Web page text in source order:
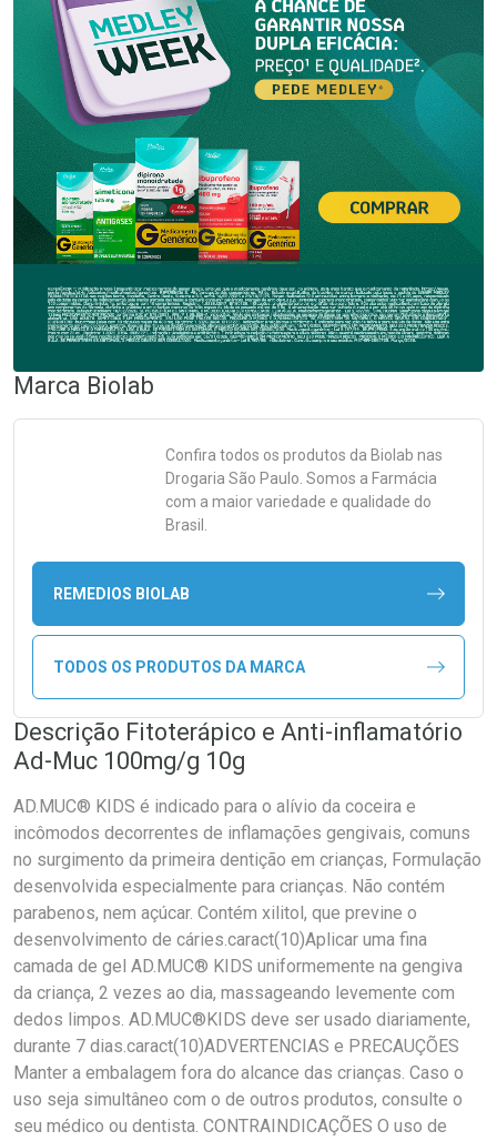
Marca Biolab
Confira todos os produtos da Biolab nas
Drogaria São Paulo. Somos a Farmácia
com a maior variedade e qualidade do
Brasil.
REMEDIOS BIOLAB
TODOS OS PRODUTOS DA MARCA
Descrição Fitoterápico e Anti-inflamatório
Ad-Muc 100mg/g 10g
AD.MUC® KIDS é indicado para o alívio da coceira e
incômodos decorrentes de inflamações gengivais, comuns
no surgimento da primeira dentição em crianças, Formulação
desenvolvida especialmente para crianças. Não contém
parabenos, nem açúcar. Contém xilitol, que previne o
desenvolvimento de cáries.caract(10)Aplicar uma fina
camada de gel AD.MUC® KIDS uniformemente na gengiva
da criança, 2 vezes ao dia, massageando levemente com
dedos limpos. AD.MUC®KIDS deve ser usado diariamente,
durante 7 dias.caract(10)ADVERTENCIAS e PRECAUÇÕES
Manter a embalagem fora do alcance das crianças. Caso o
uso seja simultâneo com o de outros produtos, consulte o
seu médico ou dentista. CONTRAINDICAÇÕES O uso de